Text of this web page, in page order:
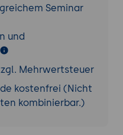
erstellen
ausführen
von
Seminar
und
Mehrwertsteuer
kostenfrei (Nicht
kombinierbar.)